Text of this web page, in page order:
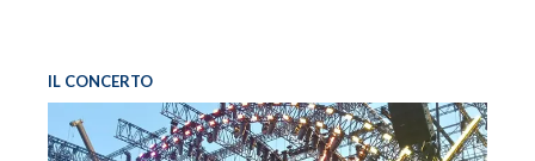
IL CONCERTO